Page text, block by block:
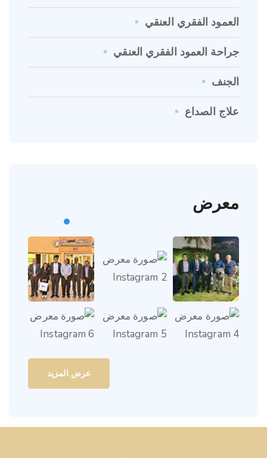
العمود الفقري العنقي
جراحة العمود الفقري العنقي
الجنف
علاج الصداع
معرض
عرض المزيد